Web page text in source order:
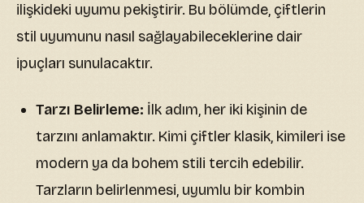
ilişkideki uyumu pekiştirir. Bu bölümde, çiftlerin
stil uyumunu nasıl sağlayabileceklerine dair
ipuçları sunulacaktır.
Tarzı Belirleme: İlk adım, her iki kişinin de
tarzını anlamaktır. Kimi çiftler klasik, kimileri ise
modern ya da bohem stili tercih edebilir.
Tarzların belirlenmesi, uyumlu bir kombin